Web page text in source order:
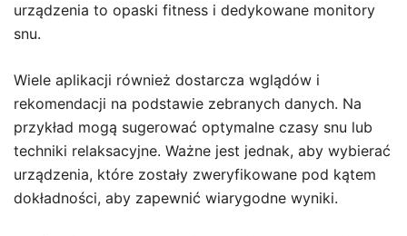
urządzenia to opaski fitness i dedykowane monitory
snu.
Wiele aplikacji również dostarcza wglądów i
rekomendacji na podstawie zebranych danych. Na
przykład mogą sugerować optymalne czasy snu lub
techniki relaksacyjne. Ważne jest jednak, aby wybierać
urządzenia, które zostały zweryfikowane pod kątem
dokładności, aby zapewnić wiarygodne wyniki.